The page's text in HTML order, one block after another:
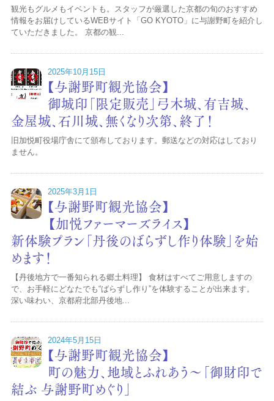
観光もグルメもイベントも。スタッフが厳選した京都の旬のおすすめ
情報をお届けしているWEBサイト「GO KYOTO」に与謝野町を紹介し
ていただきました。 京都の観...
2025年10月15日
【与謝野町観光協会】
御城印「限定販売」弓木城、有吉城、
金屋城、石川城、無くなり次第、終了！
旧加悦町役場庁舎にて頒布しております。郵送などの対応はしており
ません。
2025年3月1日
【与謝野町観光協会】
【加悦ファーマーズライス】
新体験プラン「丹後のばらずし作り体験」を始
めます！
【丹後地方で一番知られる郷土料理】 食材はすべてご用意しますの
で、お手軽にどなたでも“ばらずし作り”を体験することが出来ます。
深い味わい、京都府北部丹後地...
2024年5月15日
【与謝野町観光協会】
町の魅力、地域とふれあう～「御財印で
結ぶ 与謝野町めぐり」